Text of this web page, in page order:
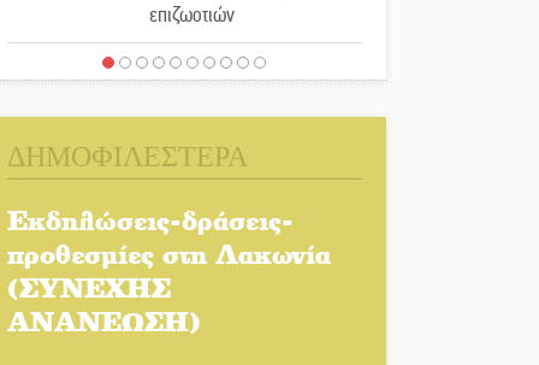
επιζωοτιών
Η ψυχολογία της ανατροπής
Ένα «ταξίδι» τέχνης και
Τα Λαγκάδια κρατούν
ζωντανή την τέχνη της
πέτρας
ΔΗΜΟΦΙΛΕΣΤΕΡΑ
Εκδηλώσεις-δράσεις-
προθεσμίες στη Λακωνία
(ΣΥΝΕΧΗΣ
ΑΝΑΝΕΩΣΗ)